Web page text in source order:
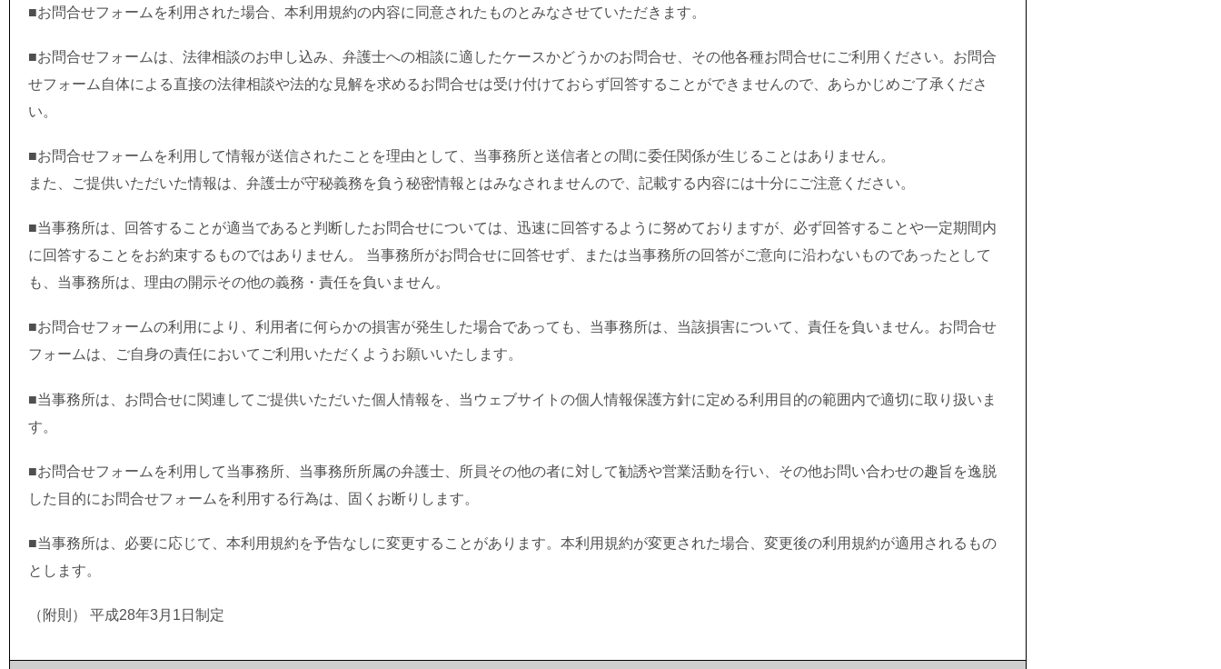
■お問合せフォームを利用された場合、本利用規約の内容に同意されたものとみなさせていただきます。
■お問合せフォームは、法律相談のお申し込み、弁護士への相談に適したケースかどうかのお問合せ、その他各種お問合せにご利用ください。お問合
せフォーム自体による直接の法律相談や法的な見解を求めるお問合せは受け付けておらず回答することができませんので、あらかじめご了承くださ
い。
■お問合せフォームを利用して情報が送信されたことを理由として、当事務所と送信者との間に委任関係が生じることはありません。
また、ご提供いただいた情報は、弁護士が守秘義務を負う秘密情報とはみなされませんので、記載する内容には十分にご注意ください。
■当事務所は、回答することが適当であると判断したお問合せについては、迅速に回答するように努めておりますが、必ず回答することや一定期間内
に回答することをお約束するものではありません。 当事務所がお問合せに回答せず、または当事務所の回答がご意向に沿わないものであったとして
も、当事務所は、理由の開示その他の義務・責任を負いません。
■お問合せフォームの利用により、利用者に何らかの損害が発生した場合であっても、当事務所は、当該損害について、責任を負いません。お問合せ
フォームは、ご自身の責任においてご利用いただくようお願いいたします。
■当事務所は、お問合せに関連してご提供いただいた個人情報を、当ウェブサイトの個人情報保護方針に定める利用目的の範囲内で適切に取り扱いま
す。
■お問合せフォームを利用して当事務所、当事務所所属の弁護士、所員その他の者に対して勧誘や営業活動を行い、その他お問い合わせの趣旨を逸脱
した目的にお問合せフォームを利用する行為は、固くお断りします。
■当事務所は、必要に応じて、本利用規約を予告なしに変更することがあります。本利用規約が変更された場合、変更後の利用規約が適用されるもの
とします。
（附則） 平成28年3月1日制定